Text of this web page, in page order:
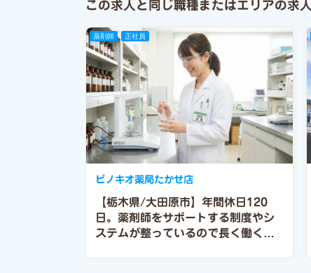
この求人と同じ職種またはエリアの求人
薬剤師 正社員
【栃木県/大田原市】年間休日120
日。薬剤師をサポートする制度やシ
ステムが整っているので長く働くこ
ピノキオ薬局たかせ店